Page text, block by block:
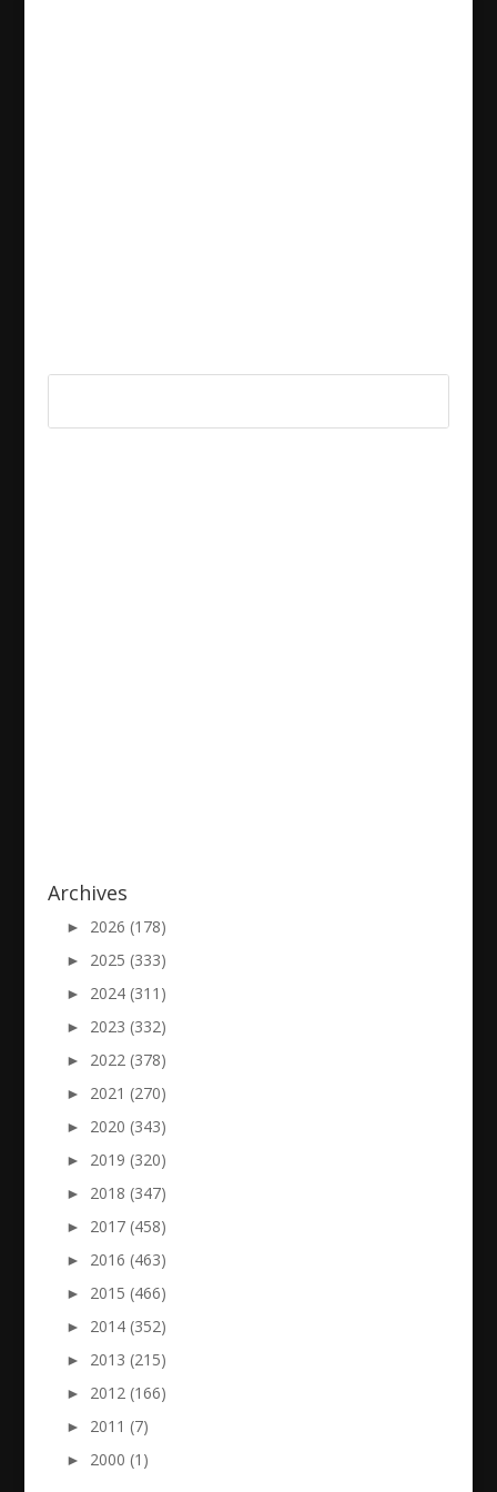
Archives
►
2026 (178)
►
2025 (333)
►
2024 (311)
►
2023 (332)
►
2022 (378)
►
2021 (270)
►
2020 (343)
►
2019 (320)
►
2018 (347)
►
2017 (458)
►
2016 (463)
►
2015 (466)
►
2014 (352)
►
2013 (215)
►
2012 (166)
►
2011 (7)
►
2000 (1)